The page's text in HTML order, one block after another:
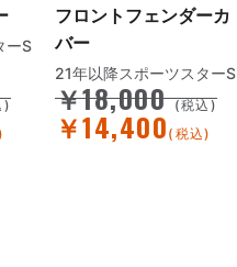
ーS
)
フロントフェンダーカ
バー
21年以降スポーツスターS
￥18,000(税込)
￥14,400 (税込)